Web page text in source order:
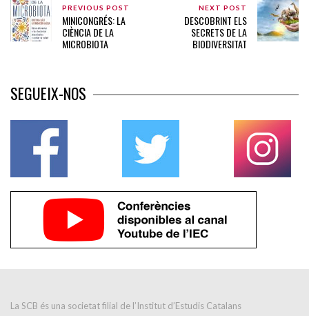
PREVIOUS POST
MINICONGRÉS: LA
CIÈNCIA DE LA
MICROBIOTA
NEXT POST
DESCOBRINT ELS
SECRETS DE LA
BIODIVERSITAT
SEGUEIX-NOS
La SCB és una societat filial de l’Institut d’Estudis Catalans